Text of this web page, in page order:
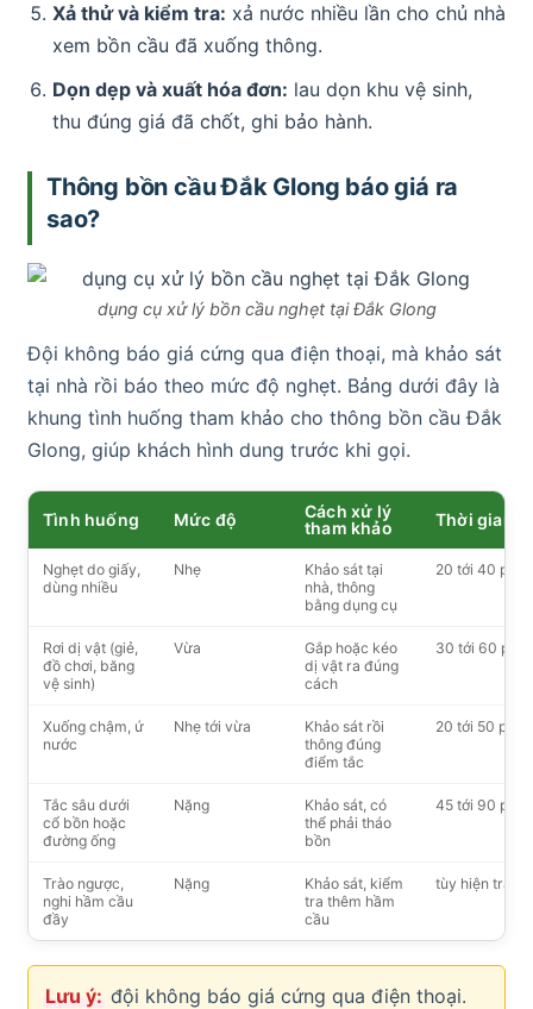
Xả thử và kiểm tra: xả nước nhiều lần cho chủ nhà
xem bồn cầu đã xuống thông.
Dọn dẹp và xuất hóa đơn: lau dọn khu vệ sinh,
thu đúng giá đã chốt, ghi bảo hành.
Thông bồn cầu Đắk Glong báo giá ra
sao?
dụng cụ xử lý bồn cầu nghẹt tại Đắk Glong
Đội không báo giá cứng qua điện thoại, mà khảo sát
tại nhà rồi báo theo mức độ nghẹt. Bảng dưới đây là
khung tình huống tham khảo cho thông bồn cầu Đắk
Glong, giúp khách hình dung trước khi gọi.
Tình huống Mức độ
Cách xử lý
tham khảo
Thời gian
Nghẹt do giấy,
dùng nhiều
Nhẹ
Khảo sát tại
nhà, thông
bằng dụng cụ
20 tới 40 phút
Rơi dị vật (giẻ,
đồ chơi, băng
vệ sinh)
Vừa
Gắp hoặc kéo
dị vật ra đúng
cách
30 tới 60 phút
Xuống chậm, ứ
nước
Nhẹ tới vừa
Khảo sát rồi
thông đúng
điểm tắc
20 tới 50 phút
Tắc sâu dưới
cổ bồn hoặc
đường ống
Nặng
Khảo sát, có
thể phải tháo
bồn
45 tới 90 phút
Trào ngược,
nghi hầm cầu
đầy
Nặng
Khảo sát, kiểm
tra thêm hầm
cầu
tùy hiện trạng
Lưu ý: đội không báo giá cứng qua điện thoại.